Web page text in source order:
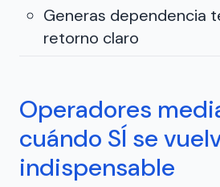
Generas dependencia
retorno claro
Operadores
cuándo SÍ se
indispensable